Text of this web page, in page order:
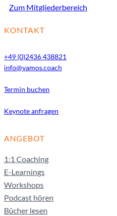
Zum Mitgliederbereich
KONTAKT
+49 (0)2436 438821
info@vamos.coach
Termin buchen
Keynote anfragen
ANGEBOT
1:1 Coaching
E-Learnings
Workshops
Podcast hören
Bücher lesen